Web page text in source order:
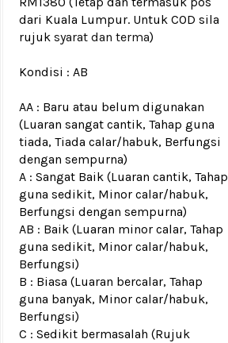
dari Kuala Lumpur. Untuk COD sila
rujuk syarat dan terma)
Kondisi : AB
AA : Baru atau belum digunakan
(Luaran sangat cantik, Tahap guna
tiada, Tiada calar/habuk, Berfungsi
dengan sempurna)
A : Sangat Baik (Luaran cantik, Tahap
guna sedikit, Minor calar/habuk,
Berfungsi dengan sempurna)
AB : Baik (Luaran minor calar, Tahap
guna sedikit, Minor calar/habuk,
Berfungsi)
B : Biasa (Luaran bercalar, Tahap
guna banyak, Minor calar/habuk,
Berfungsi)
C : Sedikit bermasalah (Rujuk